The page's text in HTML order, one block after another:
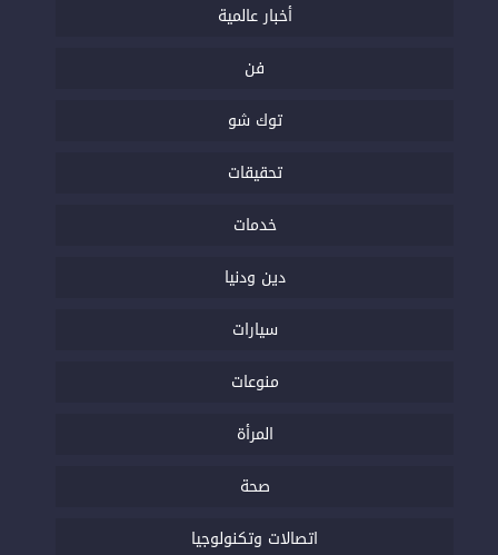
أخبار عالمية
فن
توك شو
تحقيقات
خدمات
دين ودنيا
سيارات
منوعات
المرأة
صحة
اتصالات وتكنولوجيا